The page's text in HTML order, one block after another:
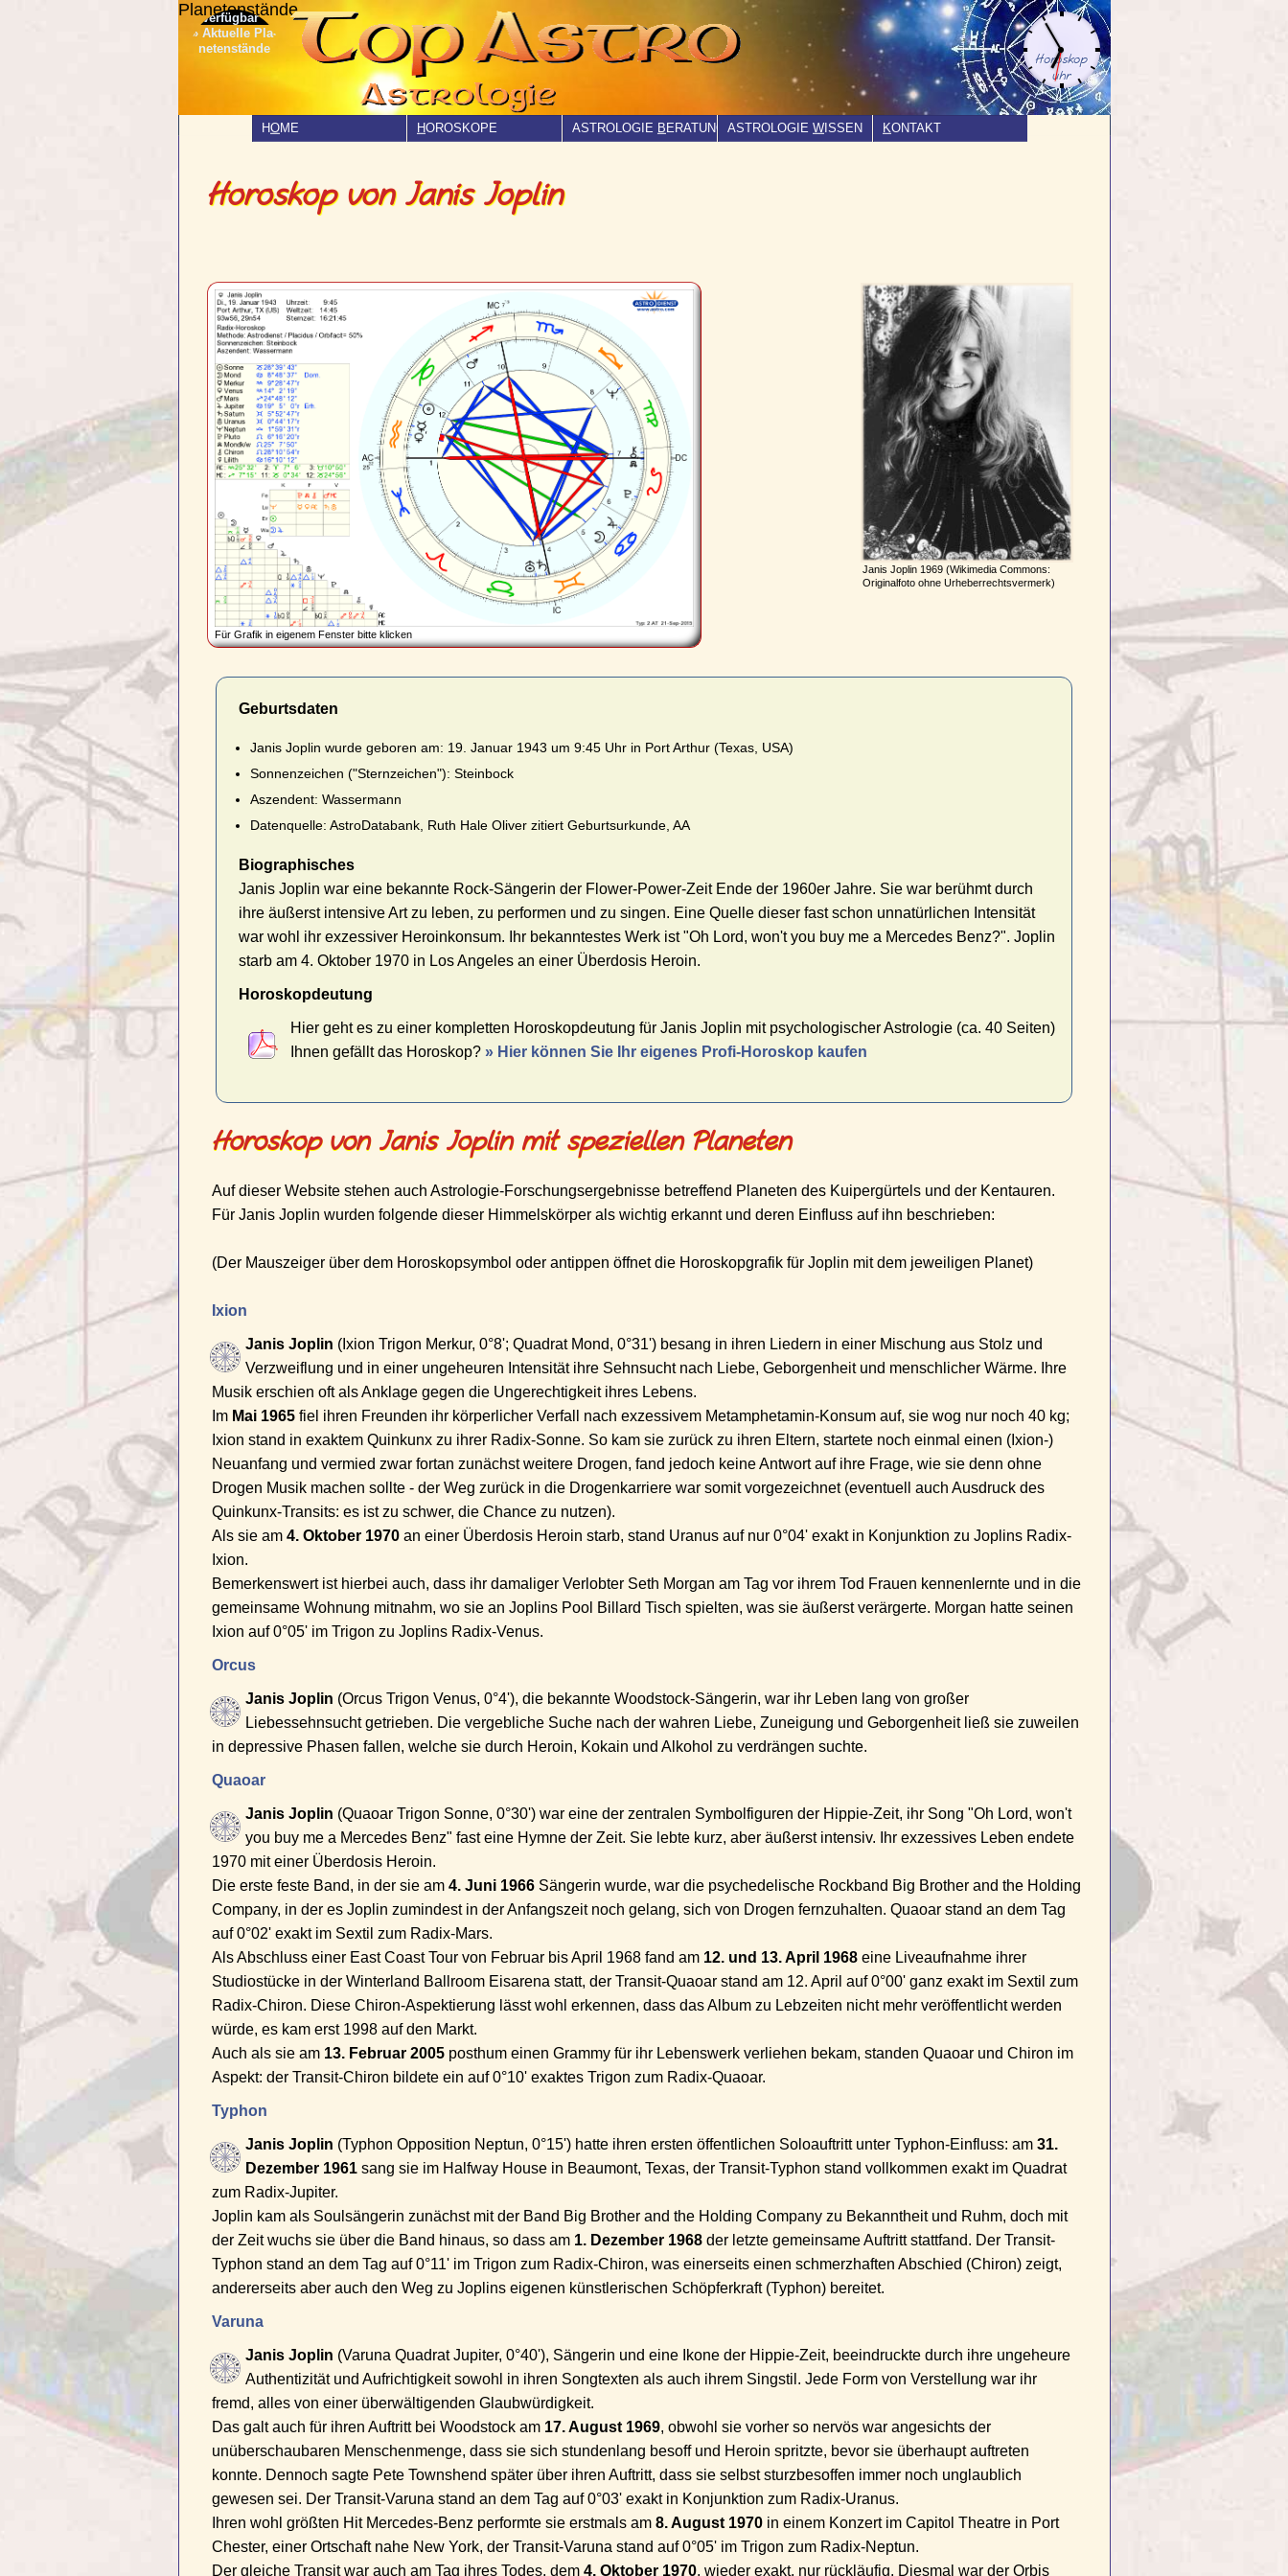
Planetenstände
» Aktuelle Pla­
netenstände
HOME HOROSKOPE ASTROLOGIE B ERATUNG ASTROLOGIE W ISSEN KONTAKT
Horoskop von Janis Joplin
Für Grafik in eigenem Fenster bitte klicken
Janis Joplin 1969 (Wikimedia Commons:
Originalfoto ohne Urheberrechtsvermerk)
Geburtsdaten
Janis Joplin wurde geboren am: 19. Januar 1943 um 9:45 Uhr in Port Arthur (Texas, USA)
Sonnenzeichen ("Sternzeichen"): Steinbock
Aszendent: Wassermann
Datenquelle: AstroDatabank, Ruth Hale Oliver zitiert Geburtsurkunde, AA
Biographisches
Janis Joplin war eine bekannte Rock-Sängerin der Flower-Power-Zeit Ende der 1960er Jahre. Sie war berühmt durch
ihre äußerst intensive Art zu leben, zu performen und zu singen. Eine Quelle dieser fast schon unnatürlichen Intensität
war wohl ihr exzessiver Heroinkonsum. Ihr bekanntestes Werk ist "Oh Lord, won't you buy me a Mercedes Benz?". Joplin
starb am 4. Oktober 1970 in Los Angeles an einer Überdosis Heroin.
Horoskopdeutung
Hier geht es zu einer kompletten Horoskopdeutung für Janis Joplin mit psychologischer Astrologie (ca. 40 Seiten)
Ihnen gefällt das Horoskop? » Hier können Sie Ihr eigenes Profi-Horoskop kaufen
Horoskop von Janis Joplin mit speziellen Planeten
Auf dieser Website stehen auch Astrologie-Forschungsergebnisse betreffend Planeten des Kuipergürtels und der Kentauren.
Für Janis Joplin wurden folgende dieser Himmelskörper als wichtig erkannt und deren Einfluss auf ihn beschrieben:
(Der Mauszeiger über dem Horoskopsymbol oder antippen öffnet die Horoskopgrafik für Joplin mit dem jeweiligen Planet)
Ixion
Janis Joplin (Ixion Trigon Merkur, 0°8'; Quadrat Mond, 0°31') besang in ihren Liedern in einer Mischung aus Stolz und
Verzweiflung und in einer ungeheuren Intensität ihre Sehnsucht nach Liebe, Geborgenheit und menschlicher Wärme. Ihre
Musik erschien oft als Anklage gegen die Ungerechtigkeit ihres Lebens.
Im Mai 1965fiel ihren Freunden ihr körperlicher Verfall nach exzessivem Metamphetamin-Konsum auf, sie wog nur noch 40 kg;
Ixion stand in exaktem Quinkunx zu ihrer Radix-Sonne. So kam sie zurück zu ihren Eltern, startete noch einmal einen (Ixion-)
Neuanfang und vermied zwar fortan zunächst weitere Drogen, fand jedoch keine Antwort auf ihre Frage, wie sie denn ohne
Drogen Musik machen sollte - der Weg zurück in die Drogenkarriere war somit vorgezeichnet (eventuell auch Ausdruck des
Quinkunx-Transits: es ist zu schwer, die Chance zu nutzen).
Als sie am 4. Oktober 1970an einer Überdosis Heroin starb, stand Uranus auf nur 0°04' exakt in Konjunktion zu Joplins Radix-
Ixion.
Bemerkenswert ist hierbei auch, dass ihr damaliger Verlobter Seth Morgan am Tag vor ihrem Tod Frauen kennenlernte und in die
gemeinsame Wohnung mitnahm, wo sie an Joplins Pool Billard Tisch spielten, was sie äußerst verärgerte. Morgan hatte seinen
Ixion auf 0°05' im Trigon zu Joplins Radix-Venus.
Orcus
Janis Joplin (Orcus Trigon Venus, 0°4'), die bekannte Woodstock-Sängerin, war ihr Leben lang von großer
Liebessehnsucht getrieben. Die vergebliche Suche nach der wahren Liebe, Zuneigung und Geborgenheit ließ sie zuweilen
in depressive Phasen fallen, welche sie durch Heroin, Kokain und Alkohol zu verdrängen suchte.
Quaoar
Janis Joplin (Quaoar Trigon Sonne, 0°30') war eine der zentralen Symbolfiguren der Hippie-Zeit, ihr Song "Oh Lord, won't
you buy me a Mercedes Benz" fast eine Hymne der Zeit. Sie lebte kurz, aber äußerst intensiv. Ihr exzessives Leben endete
1970 mit einer Überdosis Heroin.
Die erste feste Band, in der sie am 4. Juni 1966Sängerin wurde, war die psychedelische Rockband Big Brother and the Holding
Company, in der es Joplin zumindest in der Anfangszeit noch gelang, sich von Drogen fernzuhalten. Quaoar stand an dem Tag
auf 0°02' exakt im Sextil zum Radix-Mars.
Als Abschluss einer East Coast Tour von Februar bis April 1968 fand am 12. und 13. April 1968eine Liveaufnahme ihrer
Studiostücke in der Winterland Ballroom Eisarena statt, der Transit-Quaoar stand am 12. April auf 0°00' ganz exakt im Sextil zum
Radix-Chiron. Diese Chiron-Aspektierung lässt wohl erkennen, dass das Album zu Lebzeiten nicht mehr veröffentlicht werden
würde, es kam erst 1998 auf den Markt.
Auch als sie am 13. Februar 2005posthum einen Grammy für ihr Lebenswerk verliehen bekam, standen Quaoar und Chiron im
Aspekt: der Transit-Chiron bildete ein auf 0°10' exaktes Trigon zum Radix-Quaoar.
Typhon
Janis Joplin (Typhon Opposition Neptun, 0°15') hatte ihren ersten öffentlichen Soloauftritt unter Typhon-Einfluss: am 31.
Dezember 1961sang sie im Halfway House in Beaumont, Texas, der Transit-Typhon stand vollkommen exakt im Quadrat
zum Radix-Jupiter.
Joplin kam als Soulsängerin zunächst mit der Band Big Brother and the Holding Company zu Bekanntheit und Ruhm, doch mit
der Zeit wuchs sie über die Band hinaus, so dass am 1. Dezember 1968der letzte gemeinsame Auftritt stattfand. Der Transit-
Typhon stand an dem Tag auf 0°11' im Trigon zum Radix-Chiron, was einerseits einen schmerzhaften Abschied (Chiron) zeigt,
andererseits aber auch den Weg zu Joplins eigenen künstlerischen Schöpferkraft (Typhon) bereitet.
Varuna
Janis Joplin (Varuna Quadrat Jupiter, 0°40'), Sängerin und eine Ikone der Hippie-Zeit, beeindruckte durch ihre ungeheure
Authentizität und Aufrichtigkeit sowohl in ihren Songtexten als auch ihrem Singstil. Jede Form von Verstellung war ihr
fremd, alles von einer überwältigenden Glaubwürdigkeit.
Das galt auch für ihren Auftritt bei Woodstock am 17. August 1969, obwohl sie vorher so nervös war angesichts der
unüberschaubaren Menschenmenge, dass sie sich stundenlang besoff und Heroin spritzte, bevor sie überhaupt auftreten
konnte. Dennoch sagte Pete Townshend später über ihren Auftritt, dass sie selbst sturzbesoffen immer noch unglaublich
gewesen sei. Der Transit-Varuna stand an dem Tag auf 0°03' exakt in Konjunktion zum Radix-Uranus.
Ihren wohl größten Hit Mercedes-Benz performte sie erstmals am 8. August 1970in einem Konzert im Capitol Theatre in Port
Chester, einer Ortschaft nahe New York, der Transit-Varuna stand auf 0°05' im Trigon zum Radix-Neptun.
Der gleiche Transit war auch am Tag ihres Todes, dem 4. Oktober 1970, wieder exakt, nur rückläufig. Diesmal war der Orbis